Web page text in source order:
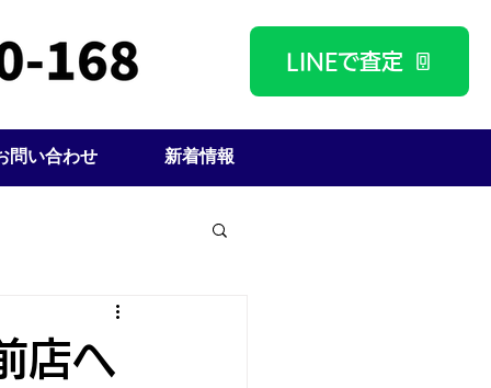
LINEで査定
問い合わせ 新着情報
店へ